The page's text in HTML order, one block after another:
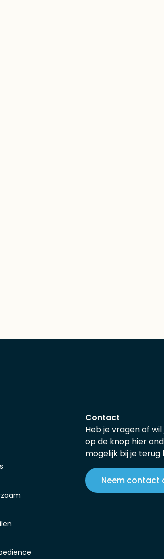
Contact
Heb je vragen of
op de knop hier
mogelijk bij je terug
Neem contact